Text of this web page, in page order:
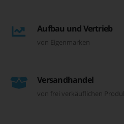
Aufbau und Vertrieb
von Eigenmarken
Versandhandel
von frei verkäuflichen